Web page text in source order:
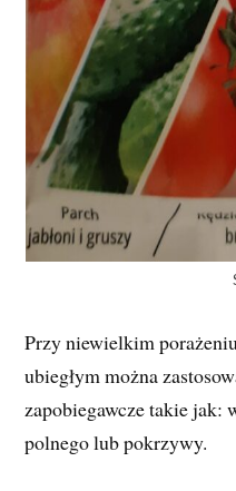
Przy niewielkim
ubiegłym można
zapobiegawcze takie jak:
polnego lub pokrzywy.